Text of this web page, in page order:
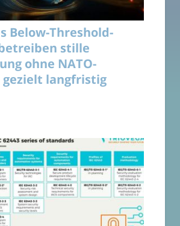
Below-Threshold-
stille
ohne NATO-
gezielt langfristig